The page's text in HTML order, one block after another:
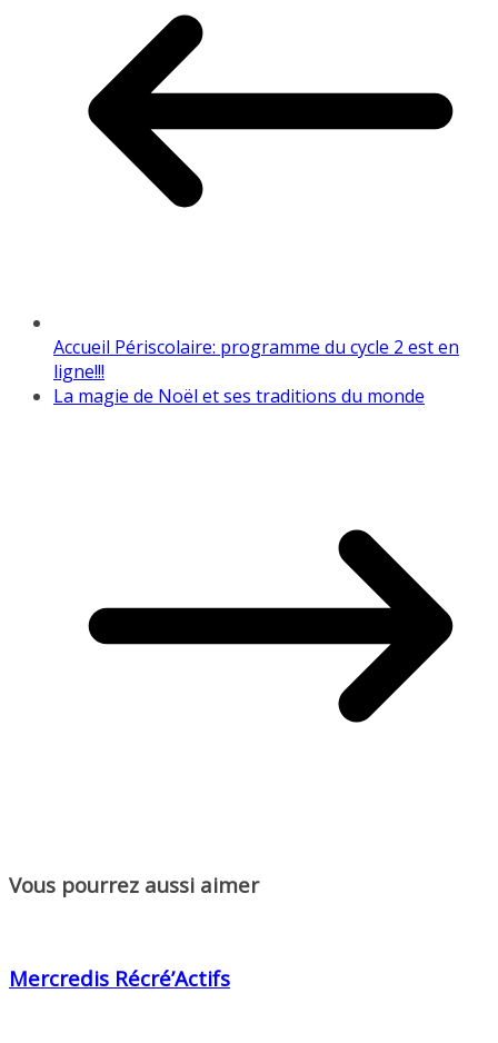
Accueil Périscolaire: programme du cycle 2 est en
ligne!!!
La magie de Noël et ses traditions du monde
Vous pourrez aussi aimer
Mercredis Récré’Actifs